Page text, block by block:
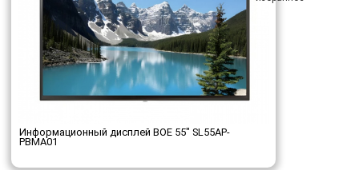
Информационный дисплей BOE 55" SL55AP-
PBMA01